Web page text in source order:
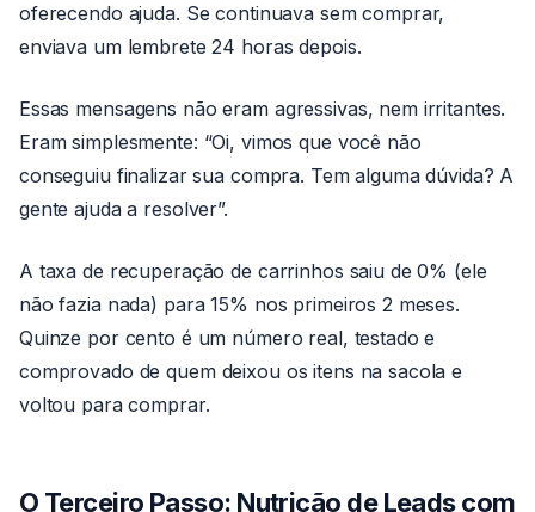
oferecendo ajuda. Se continuava sem comprar,
enviava um lembrete 24 horas depois.
Essas mensagens não eram agressivas, nem irritantes.
Eram simplesmente: “Oi, vimos que você não
conseguiu finalizar sua compra. Tem alguma dúvida? A
gente ajuda a resolver”.
A taxa de recuperação de carrinhos saiu de 0% (ele
não fazia nada) para 15% nos primeiros 2 meses.
Quinze por cento é um número real, testado e
comprovado de quem deixou os itens na sacola e
voltou para comprar.
O Terceiro Passo: Nutrição de Leads com